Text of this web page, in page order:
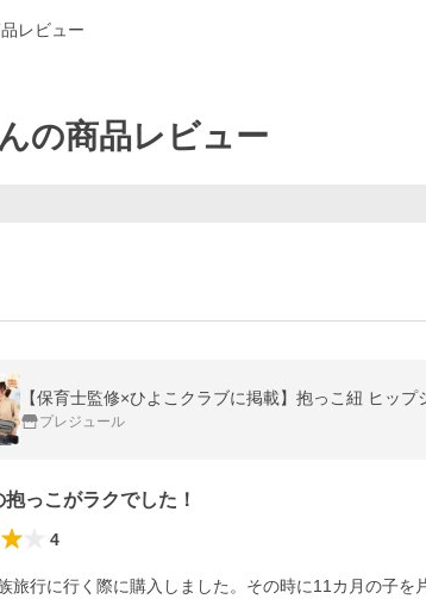
レビュー
の商品レビュー
プレジュール
っこがラクでした！
4
旅行に行く際に購入しました。その時に11カ月の子を